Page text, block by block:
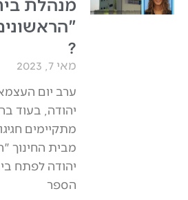
?
מאי 7, 2023
יהודה, בעוד
מתקיימים
מבית החינוך
יהודה לפתח
הספר